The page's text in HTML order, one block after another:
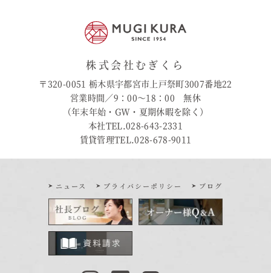
株式会社むぎくら
〒320-0051 栃木県宇都宮市上戸祭町3007番地22
営業時間／9：00〜18：00 無休
（年末年始・GW・夏期休暇を除く）
本社TEL.028-643-2331
賃貸管理TEL.028-678-9011
ニュース プライバシーポリシー ブログ